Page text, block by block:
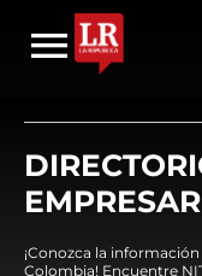
¡Conozca la
Colombia! Encuentre